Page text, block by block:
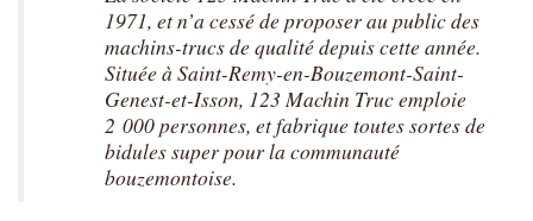
1971, et n’a cessé de proposer au public des
machins-trucs de qualité depuis cette année.
Située à Saint-Remy-en-Bouzemont-Saint-
Genest-et-Isson, 123 Machin Truc emploie
2 000 personnes, et fabrique toutes sortes de
bidules super pour la communauté
bouzemontoise.